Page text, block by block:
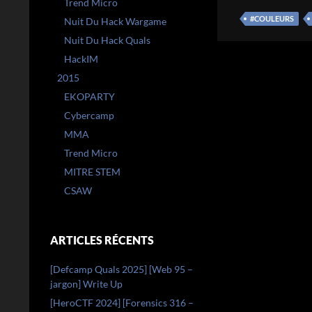
#COULEURS
Trend Micro
Nuit Du Hack Wargame
Nuit Du Hack Quals
HackIM
2015
EKOPARTY
Cybercamp
MMA
Trend Micro
MITRE STEM
CSAW
ARTICLES RÉCENTS
[Defcamp Quals 2025] [Web 95 –
jargon] Write Up
[HeroCTF 2024] [Forensics 316 –